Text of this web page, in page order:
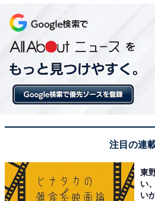
All About ニュースの編集者。オールア
ドにフォーカスした記事執筆やSEOラ
ちにAll About ニュースチームのメンバ
チャー・エンタメなどを中心に企画編集
屋巡りとスポーツ観戦が生きがい。
次ページ 3位までの
注目の連
東
い
い